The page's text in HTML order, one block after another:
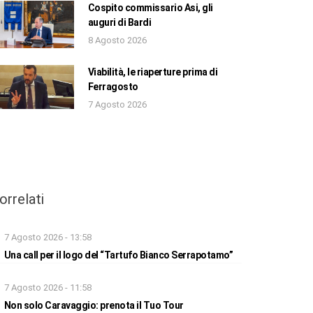
Cospito commissario Asi, gli
auguri di Bardi
8 Agosto 2026
Viabilità, le riaperture prima di
Ferragosto
7 Agosto 2026
7 Agosto 2026 - 13:58
Una call per il logo del “Tartufo Bianco Serrapotamo”
7 Agosto 2026 - 11:58
Non solo Caravaggio: prenota il Tuo Tour